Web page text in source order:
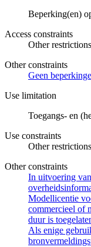
Beperking(en)
Access constraints
Other restrictions
Other constraints
Geen
Use limitation
Toegangs- en
Use constraints
Other restrictions
Other constraints
In uitvoering
Modellicentie
commercieel of
duur is
Als enige